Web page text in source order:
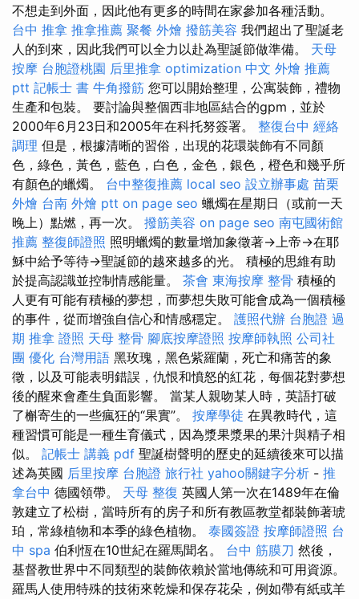
不想走到外面，因此他有更多的時間在家參加各種活動。
台中 推拿 推拿推薦 聚餐 外燴 撥筋美容 我們超出了聖誕老
人的到來，因此我們可以全力以赴為聖誕節做準備。 天母
按摩 台胞證桃園 后里推拿 optimization 中文 外燴 推薦
ptt 記帳士 書 牛角撥筋 您可以開始整理，公寓裝飾，禮物
生產和包裝。 要討論與整個西非地區結合的gpm，並於
2000年6月23日和2005年在科托努簽署。 整復台中 經絡
調理 但是，根據清晰的習俗，出現的花環裝飾有不同顏
色，綠色，黃色，藍色，白色，金色，銀色，橙色和幾乎所
有顏色的蠟燭。 台中整復推薦 local seo 設立辦事處 苗栗
外燴 台南 外燴 ptt on page seo 蠟燭在星期日（或前一天
晚上）點燃，再一次。 撥筋美容 on page seo 南屯國術館
推薦 整復師證照 照明蠟燭的數量增加象徵著→上帝→在耶
穌中給予等待→聖誕節的越來越多的光。 積極的思維有助
於提高認識並控制情感能量。 茶會 東海按摩 整骨 積極的
人更有可能有積極的夢想，而夢想失敗可能會成為一個積極
的事件，從而增強自信心和情感穩定。 護照代辦 台胞證 過
期 推拿 證照 天母 整骨 腳底按摩證照 按摩師執照 公司社
團 優化 台灣用語 黑玫瑰，黑色紫羅蘭，死亡和痛苦的象
徵，以及可能表明錯誤，仇恨和憤怒的紅花，每個花對夢想
後的醒來會產生負面影響。 當某人親吻某人時，英語打破
了槲寄生的一些瘋狂的“果實”。 按摩學徒 在異教時代，這
種習慣可能是一種生育儀式，因為漿果漿果的果汁與精子相
似。 記帳士 講義 pdf 聖誕樹聲明的歷史的延續後來可以描
述為英國 后里按摩 台胞證 旅行社 yahoo關鍵字分析 - 推
拿台中 德國領帶。 天母 整復 英國人第一次在1489年在倫
敦建立了松樹，當時所有的房子和所有教區教堂都裝飾著琥
珀，常綠植物和本季的綠色植物。 泰國簽證 按摩師證照 台
中 spa 伯利恆在10世紀在羅馬聞名。 台中 筋膜刀 然後，
基督教世界中不同類型的裝飾依賴於當地傳統和可用資源。
羅馬人使用特殊的技術來乾燥和保存花朵，例如帶有紙或羊